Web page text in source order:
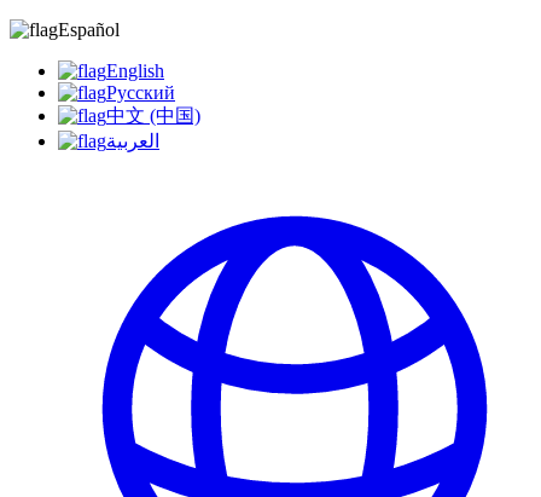
Español
English
Русский
中文 (中国)
العربية